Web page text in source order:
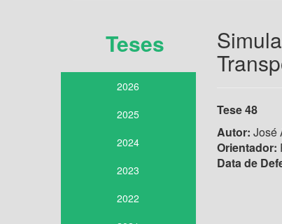
Teses
2026
2025
2024
2023
2022
Tese 48
Autor: José
Orientador:
Data de